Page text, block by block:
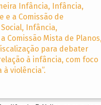
Infância, Infância,
e a Comissão de
Infância,
Comissão Mista de
para debater
à infância, com foco
violência”.